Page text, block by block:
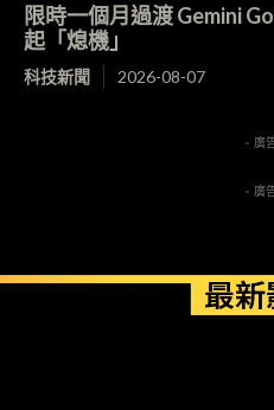
限時一個月過渡 Gemini
起「熄機」
科技新聞 2026-08-07
- 廣
- 廣
最